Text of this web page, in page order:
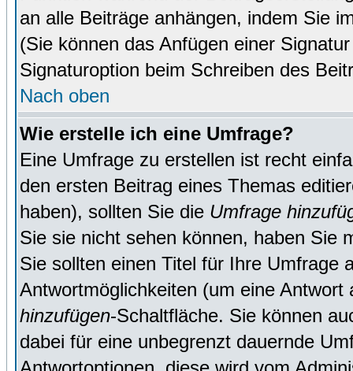
an alle Beiträge anhängen, indem Sie
(Sie können das Anfügen einer
Signaturoption beim Schreiben des
Nach oben
Wie erstelle ich eine Umfrage?
Eine Umfrage zu erstellen ist recht
den ersten Beitrag eines Themas
haben), sollten Sie die Umfrage
Sie sie nicht sehen können, haben Sie
Sie sollten einen Titel für Ihre Umfrage
Antwortmöglichkeiten (um eine
hinzufügen-Schaltfläche. Sie können
dabei für eine unbegrenzt dauernde